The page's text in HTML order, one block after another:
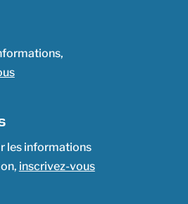
les informations
inscrivez-vous